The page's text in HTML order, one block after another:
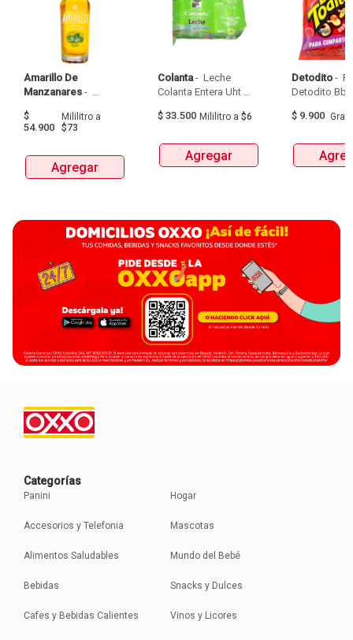
Amarillo De
Manzanares -
De Manzanares
$
54.900
Mililitroa
$73
Agregar
Colanta - Leche
Colanta Entera Uht
$ 33.500 Mililitro a $6
Agregar
Detodito -
$ 9.900
Categorías
Panini
Accesorios y Telefonia
Alimentos Saludables
Bebidas
Cafes y Bebidas Calientes
Hogar
Mascotas
Mundo del Bebé
Snacks y Dulces
Vinos y Licores